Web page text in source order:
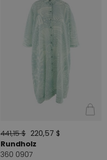
441,15 $ 220,57 $
Rundholz
360 0907